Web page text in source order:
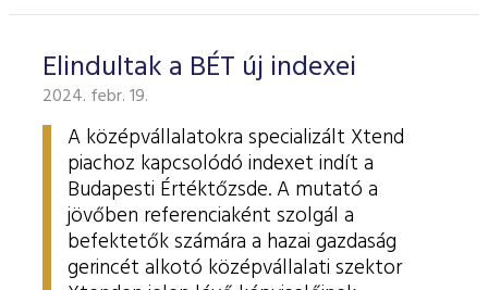
Elindultak a BÉT új indexei
2024. febr. 19.
A középvállalatokra specializált Xtend
piachoz kapcsolódó indexet indít a
Budapesti Értéktőzsde. A mutató a
jövőben referenciaként szolgál a
befektetők számára a hazai gazdaság
gerincét alkotó középvállalati szektor